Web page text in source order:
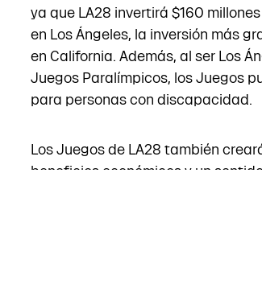
ya que LA28 invertirá $160
en Los Ángeles, la inversión más
en California. Además, al ser Los
Juegos Paralímpicos, los Juegos
para personas con discapacidad.
Los Juegos de LA28 también
beneficios económicos y un